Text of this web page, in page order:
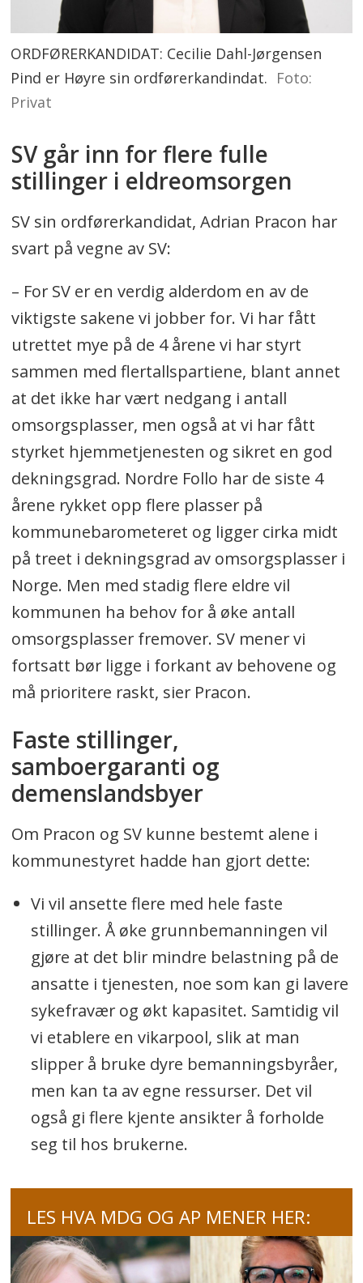
ORDFØRERKANDIDAT: Cecilie Dahl-Jørgensen
Pind er Høyre sin ordførerkandindat. Foto:
Privat
SV går inn for flere fulle
stillinger i eldreomsorgen
SV sin ordførerkandidat, Adrian Pracon har
svart på vegne av SV:
– For SV er en verdig alderdom en av de
viktigste sakene vi jobber for. Vi har fått
utrettet mye på de 4 årene vi har styrt
sammen med flertallspartiene, blant annet
at det ikke har vært nedgang i antall
omsorgsplasser, men også at vi har fått
styrket hjemmetjenesten og sikret en god
dekningsgrad. Nordre Follo har de siste 4
årene rykket opp flere plasser på
kommunebarometeret og ligger cirka midt
på treet i dekningsgrad av omsorgsplasser i
Norge. Men med stadig flere eldre vil
kommunen ha behov for å øke antall
omsorgsplasser fremover. SV mener vi
fortsatt bør ligge i forkant av behovene og
må prioritere raskt, sier Pracon.
Faste stillinger,
samboergaranti og
demenslandsbyer
Om Pracon og SV kunne bestemt alene i
kommunestyret hadde han gjort dette:
Vi vil ansette flere med hele faste
stillinger. Å øke grunnbemanningen vil
gjøre at det blir mindre belastning på de
ansatte i tjenesten, noe som kan gi lavere
sykefravær og økt kapasitet. Samtidig vil
vi etablere en vikarpool, slik at man
slipper å bruke dyre bemanningsbyråer,
men kan ta av egne ressurser. Det vil
også gi flere kjente ansikter å forholde
seg til hos brukerne.
LES HVA MDG OG AP MENER HER: